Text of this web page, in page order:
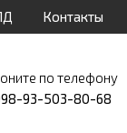
Контакты
по телефону
93-503-80-68